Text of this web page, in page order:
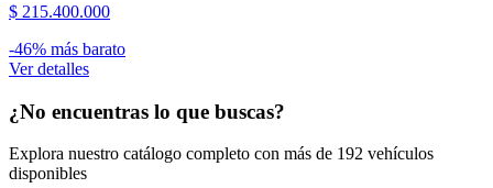
$ 215.400.000
-46% más barato
Ver detalles
¿No encuentras lo que buscas?
Explora nuestro catálogo completo con más de 192 vehículos
disponibles